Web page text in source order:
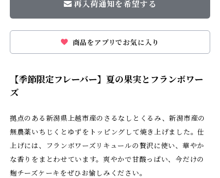
再入荷通知を希望する
商品をアプリでお気に入り
【季節限定フレーバー】夏の果実とフランボワー
ズ
拠点のある新潟県上越市産のさるなしとくるみ、新潟市産の
無農薬いちじくとゆずをトッピングして焼き上げました。仕
上げには、フランボワーズリキュールの贅沢に使い、華やか
な香りをまとわせています。爽やかで甘酸っぱい、今だけの
麹チーズケーキをぜひお愉しみください。